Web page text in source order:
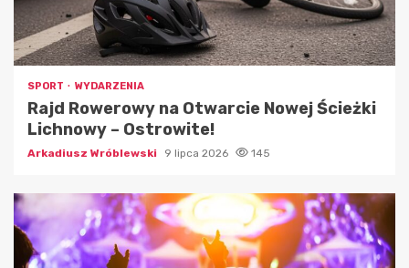
SPORT WYDARZENIA
Rajd Rowerowy na Otwarcie Nowej Ścieżki
Lichnowy – Ostrowite!
Arkadiusz Wróblewski 9 lipca 2026 145